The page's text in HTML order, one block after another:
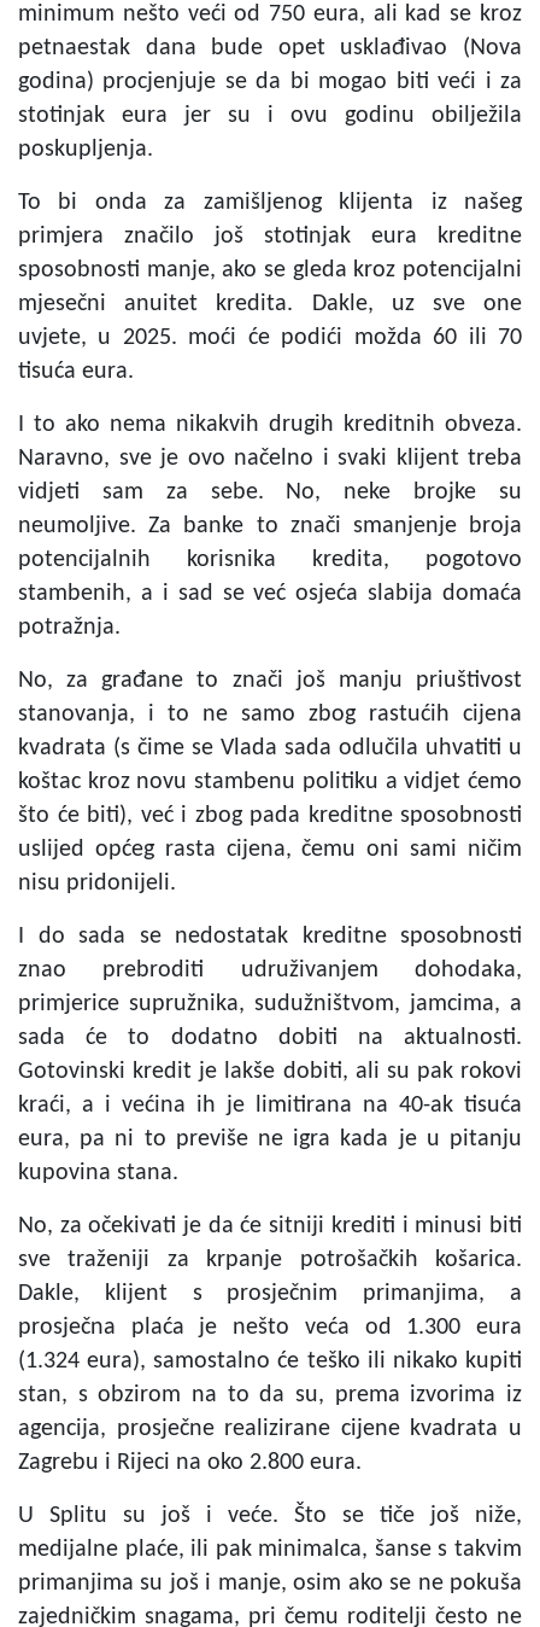
minimum nešto veći od 750 eura, ali kad se kroz
petnaestak dana bude opet usklađivao (Nova
godina) procjenjuje se da bi mogao biti veći i za
stotinjak eura jer su i ovu godinu obilježila
poskupljenja.
To bi onda za zamišljenog klijenta iz našeg
primjera značilo još stotinjak eura kreditne
sposobnosti manje, ako se gleda kroz potencijalni
mjesečni anuitet kredita. Dakle, uz sve one
uvjete, u 2025. moći će podići možda 60 ili 70
tisuća eura.
I to ako nema nikakvih drugih kreditnih obveza.
Naravno, sve je ovo načelno i svaki klijent treba
vidjeti sam za sebe. No, neke brojke su
neumoljive. Za banke to znači smanjenje broja
potencijalnih korisnika kredita, pogotovo
stambenih, a i sad se već osjeća slabija domaća
potražnja.
No, za građane to znači još manju priuštivost
stanovanja, i to ne samo zbog rastućih cijena
kvadrata (s čime se Vlada sada odlučila uhvatiti u
koštac kroz novu stambenu politiku a vidjet ćemo
što će biti), već i zbog pada kreditne sposobnosti
uslijed općeg rasta cijena, čemu oni sami ničim
nisu pridonijeli.
I do sada se nedostatak kreditne sposobnosti
znao prebroditi udruživanjem dohodaka,
primjerice supružnika, sudužništvom, jamcima, a
sada će to dodatno dobiti na aktualnosti.
Gotovinski kredit je lakše dobiti, ali su pak rokovi
kraći, a i većina ih je limitirana na 40-ak tisuća
eura, pa ni to previše ne igra kada je u pitanju
kupovina stana.
No, za očekivati je da će sitniji krediti i minusi biti
sve traženiji za krpanje potrošačkih košarica.
Dakle, klijent s prosječnim primanjima, a
prosječna plaća je nešto veća od 1.300 eura
(1.324 eura), samostalno će teško ili nikako kupiti
stan, s obzirom na to da su, prema izvorima iz
agencija, prosječne realizirane cijene kvadrata u
Zagrebu i Rijeci na oko 2.800 eura.
U Splitu su još i veće. Što se tiče još niže,
medijalne plaće, ili pak minimalca, šanse s takvim
primanjima su još i manje, osim ako se ne pokuša
zajedničkim snagama, pri čemu roditelji često ne